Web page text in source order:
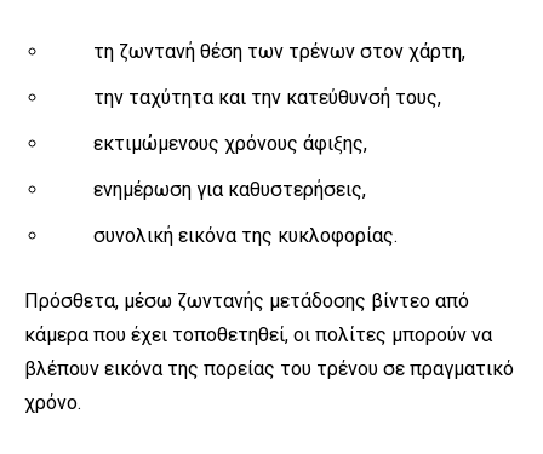
τη ζωντανή θέση των τρένων στον χάρτη,
την ταχύτητα και την κατεύθυνσή τους,
εκτιμώμενους χρόνους άφιξης,
ενημέρωση για καθυστερήσεις,
συνολική εικόνα της κυκλοφορίας.
Πρόσθετα, μέσω ζωντανής μετάδοσης βίντεο από
κάμερα που έχει τοποθετηθεί, οι πολίτες μπορούν να
βλέπουν εικόνα της πορείας του τρένου σε πραγματικό
χρόνο.